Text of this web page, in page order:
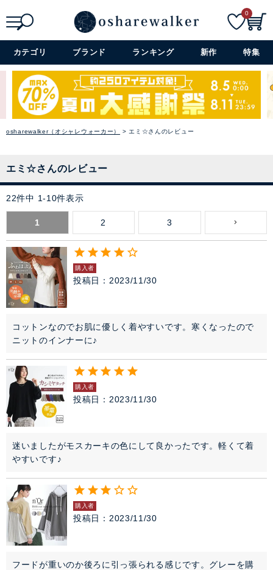
詳細検索+
0
カテゴリ ブランド ランキング 新作 特集
osharewalker（オシャレウォーカー） エミ☆さんのレビュー
エミ☆さんのレビュー
22件中 1-10件表示
1 2 3
購入者
投稿日 2023/11/30
コットンなのでお肌に優しく着やすいです。寒くなったので
ニットのインナーに♪
購入者
投稿日 2023/11/30
迷いましたがモスカーキの色にして良かったです。軽くて着
やすいです♪
購入者
投稿日 2023/11/30
フードが重いのか後ろに引っ張られる感じです。グレーを購